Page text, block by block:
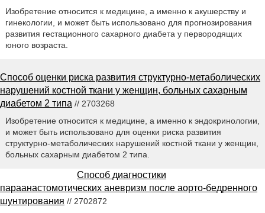
Изобретение относится к медицине, а именно к акушерству и
гинекологии, и может быть использовано для прогнозирования
развития гестационного сахарного диабета у первородящих
юного возраста.
Способ оценки риска развития структурно-метаболических
нарушений костной ткани у женщин, больных сахарным
диабетом 2 типа // 2703268
Изобретение относится к медицине, а именно к эндокринологии,
и может быть использовано для оценки риска развития
структурно-метаболических нарушений костной ткани у женщин,
больных сахарным диабетом 2 типа.
Способ диагностики
параанастомотических аневризм после аорто-бедренного
шунтирования // 2702872